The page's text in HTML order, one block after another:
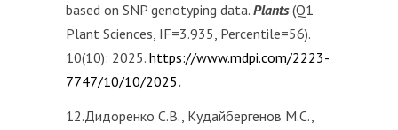
based on SNP genotyping data. Plants(Q1
Plant Sciences, IF=3.935, Percentile=56).
10(10): 2025. https://www.mdpi.com/2223-
7747/10/10/2025.
12.Дидоренко С.В., Кудайбергенов М.С.,